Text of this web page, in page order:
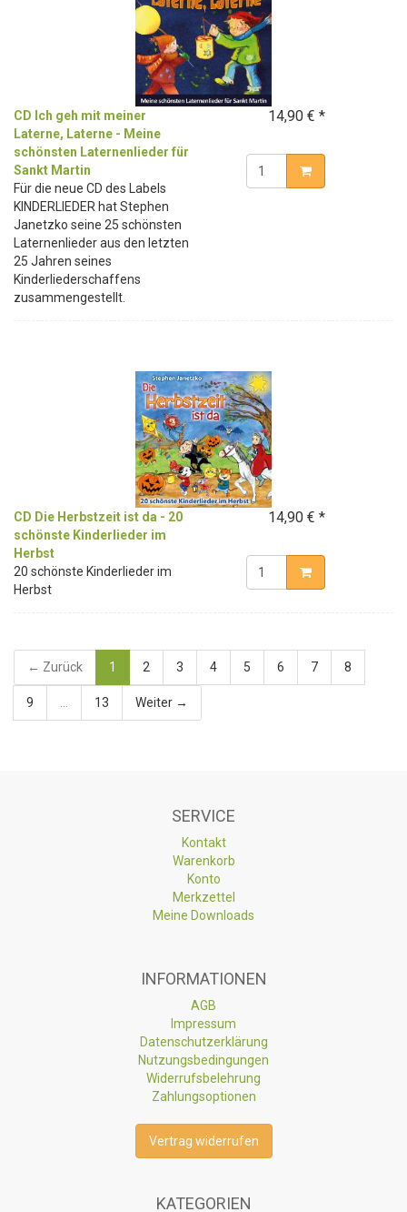
CD Ich geh mit meiner
Laterne, Laterne - Meine
schönsten Laternenlieder für
Sankt Martin
Für die neue CD des Labels
KINDERLIEDER hat Stephen
Janetzko seine 25 schönsten
Laternenlieder aus den letzten
25 Jahren seines
Kinderliederschaffens
zusammengestellt.
14,90 € *
CD Die Herbstzeit ist da - 20
schönste Kinderlieder im
Herbst
20 schönste Kinderlieder im
Herbst
14,90 € *
← Zurück 1 2 3 4 5 6 7 8
9 13 Weiter →
SERVICE
Kontakt
Warenkorb
Konto
Merkzettel
Meine Downloads
INFORMATIONEN
AGB
Impressum
Datenschutzerklärung
Nutzungsbedingungen
Widerrufsbelehrung
Zahlungsoptionen
Vertrag widerrufen
KATEGORIEN